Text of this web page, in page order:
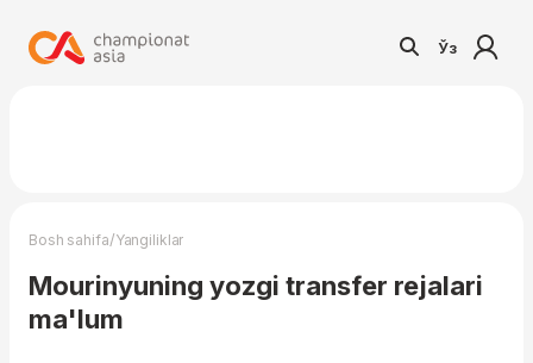
Ўз
Bosh sahifa/Yangiliklar
Mourinyuning yozgi transfer rejalari
ma'lum